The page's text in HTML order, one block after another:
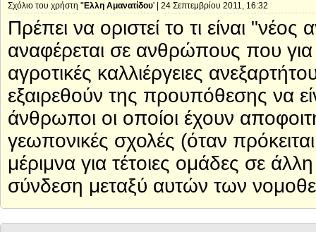
Σχόλιο του χρήστη ''Ελλη Αμανατίδου' | 24 Σεπτεμβρίου 2011, 16:32
Πρέπει να οριστεί το τι είναι
αναφέρεται σε ανθρώπους που
αγροτικές καλλιέργειες
εξαιρεθούν της προυπόθεσης να
άνθρωποι οι οποίοι έχουν
γεωπονικές σχολές (όταν
μέριμνα για τέτοιες ομάδες σε
σύνδεση μεταξύ αυτών των